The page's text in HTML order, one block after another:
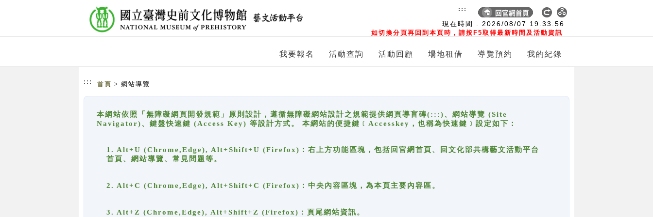
現在時間 : 2026/08/07 19:33:56
如切換分頁再回到本頁時，請按F5取得最新時間及活動資訊
:::
我要報名 活動查詢 活動回顧 場地租借 導覽預約 我的紀錄
::: 首頁 > 網站導覽
本網站依照「無障礙網頁開發規範」原則設計，遵循無障礙網站設計之規範提供網頁導盲磚(:::)、網站導覽 (Site
Navigator)、鍵盤快速鍵 (Access Key) 等設計方式。 本網站的便捷鍵﹝Accesskey，也稱為快速鍵﹞設定如下：
1. Alt+U (Chrome,Edge), Alt+Shift+U (Firefox)：右上方功能區塊，包括回官網首頁、回文化部共構藝文活動平台
首頁、網站導覽、常見問題等。
2. Alt+C (Chrome,Edge), Alt+Shift+C (Firefox)：中央內容區塊，為本頁主要內容區。
3. Alt+Z (Chrome,Edge), Alt+Shift+Z (Firefox)：頁尾網站資訊。